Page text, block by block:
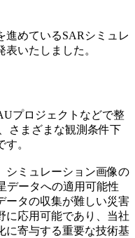
進めているSAR シミュレ
いたしました。
プロジェクトなどで整
さまざまな観測条件下
。
シミュレーション画像の
データへの適用可能性
ータの収集が難しい災害
に応用可能であり、当社
に寄与する重要な技術基